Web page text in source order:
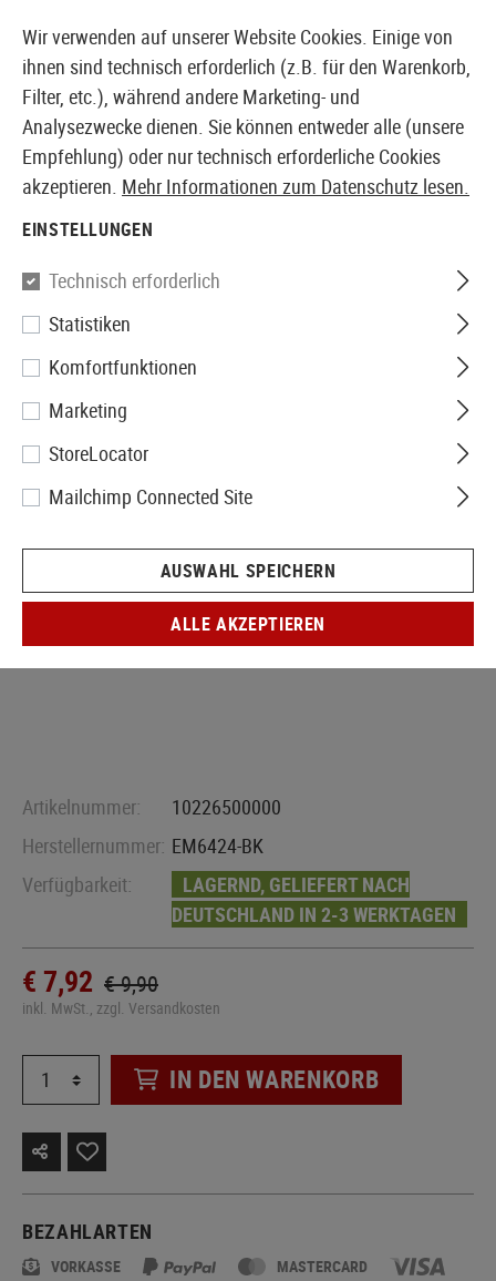
EUROPÄISCHER AIRSOFT SHOP & GROßHÄNDLER
Emerson
MP7 Sling Adapter
Artikelnummer:
10226500000
Herstellernummer: EM6424-BK
Verfügbarkeit:
LAGERND, GELIEFERT NACH
DEUTSCHLAND IN 2-3 WERKTAGEN
€ 7,92 € 9,90
inkl. MwSt., zzgl. Versandkosten
IN DEN WARENKORB
BEZAHLARTEN
VORKASSE MASTERCARD
Wir verwenden auf unserer Website Cookies. Einige von
ihnen sind technisch erforderlich (z.B. für den Warenkorb,
Filter, etc.), während andere Marketing- und
Analysezwecke dienen. Sie können entweder alle (unsere
Empfehlung) oder nur technisch erforderliche Cookies
akzeptieren. Mehr Informationen zum Datenschutz lesen.
EINSTELLUNGEN
Technisch erforderlich
Statistiken
Komfortfunktionen
Marketing
StoreLocator
Mailchimp Connected Site
AUSWAHL SPEICHERN
ALLE AKZEPTIEREN